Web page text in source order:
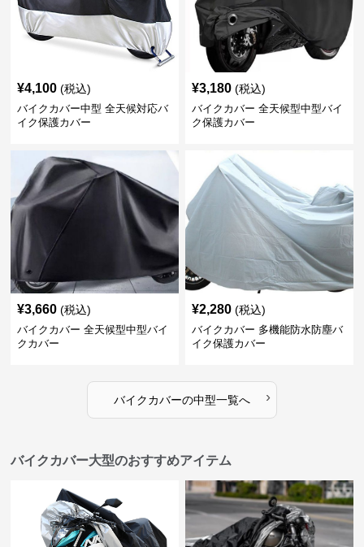
¥4,100 (税込)
バイクカバー中型 全天候対応バ
イク保護カバー
¥3,180 (税込)
バイクカバー 全天候型中型バイ
ク保護カバー
¥3,660 (税込)
バイクカバー 全天候型中型バイ
クカバー
¥2,280 (税込)
バイクカバー 多機能防水防塵バ
イク保護カバー
バイクカバーの中型一覧へ ›
バイクカバー大型のおすすめアイテム